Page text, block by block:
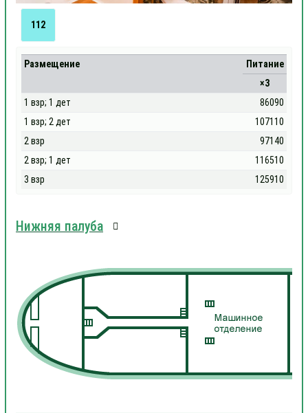
112
Размещение
Питание
×3
1 взр; 1 дет
86090
1 взр; 2 дет
107110
2 взр
97140
2 взр; 1 дет
116510
3 взр
125910
Нижняя палуба